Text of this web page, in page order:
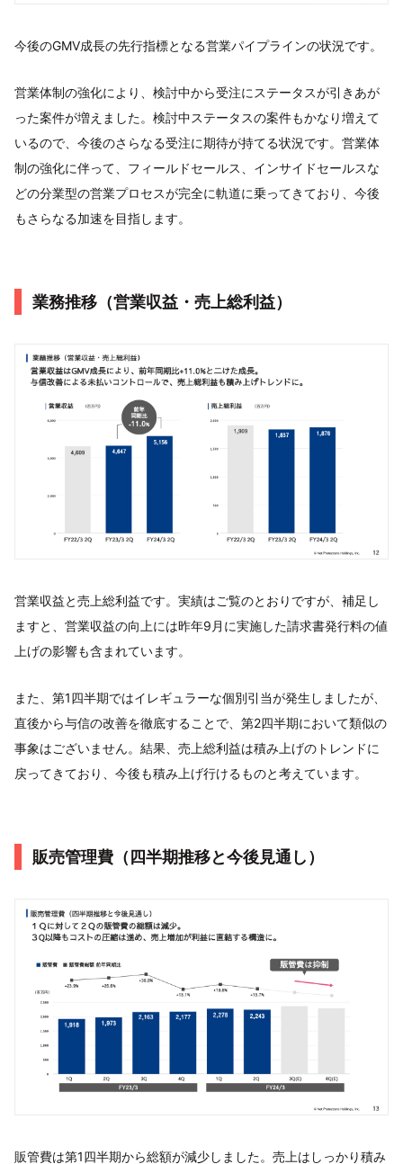
今後のGMV成長の先行指標となる営業パイプラインの状況です。
営業体制の強化により、検討中から受注にステータスが引きあが
った案件が増えました。検討中ステータスの案件もかなり増えて
いるので、今後のさらなる受注に期待が持てる状況です。営業体
制の強化に伴って、フィールドセールス、インサイドセールスな
どの分業型の営業プロセスが完全に軌道に乗ってきており、今後
もさらなる加速を目指します。
業務推移（営業収益・売上総利益）
営業収益と売上総利益です。実績はご覧のとおりですが、補足し
ますと、営業収益の向上には昨年9月に実施した請求書発行料の値
上げの影響も含まれています。
また、第1四半期ではイレギュラーな個別引当が発生しましたが、
直後から与信の改善を徹底することで、第2四半期において類似の
事象はございません。結果、売上総利益は積み上げのトレンドに
戻ってきており、今後も積み上げ行けるものと考えています。
販売管理費（四半期推移と今後見通し）
販管費は第1四半期から総額が減少しました。売上はしっかり積み